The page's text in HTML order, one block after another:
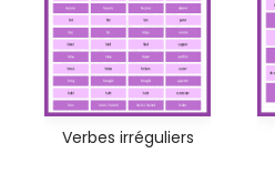
Verbes irréguliers